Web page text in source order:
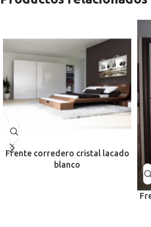
Frente corredero cristal lacado
blanco